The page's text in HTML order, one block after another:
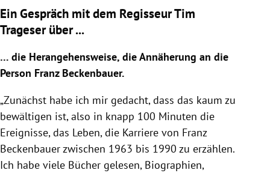
Ein Gespräch mit dem Regisseur Tim
Trageser über ...
… die Herangehensweise, die Annäherung an die
Person Franz Beckenbauer.
„Zunächst habe ich mir gedacht, dass das kaum zu
bewältigen ist, also in knapp 100 Minuten die
Ereignisse, das Leben, die Karriere von Franz
Beckenbauer zwischen 1963 bis 1990 zu erzählen.
Ich habe viele Bücher gelesen, Biographien,